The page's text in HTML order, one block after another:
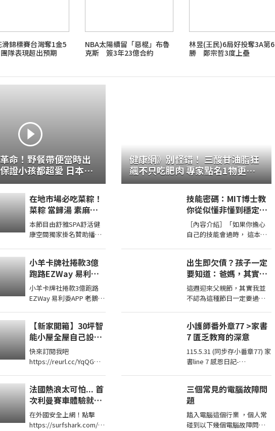
錦標賽台灣奪1金5
隊表現超出預期
NBA太陽續留「惡棍」布魯
克斯 簽3年23億合約
林昱(王民)6局好投奪3A第6
勝 鄭宗哲3度上壘
命！野餐帶便當時出
小孩都超愛 日本男
理 TASTY NOTE
在地市場必吃菜粽！
菜粽 當歸湯 素麻醬
乾麵台南美食 西港美
食 街頭小吃 美食 美
streetfood
本節目由舒雅SPA舒活健
康空間獨家掛名贊助播出
區育平五街79號
062985552 ...
小羊卡牌社捲款3億
跑路EZWay 易利委
APP 老鵝特搜1836
小羊卡牌社捲款3億跑路
EZWay 易利委APP 老鵝特
延長至8月14日 ...
【新家開箱】30坪智
能小屋全屋自己設
計！自己裝潢居然省
了100萬！
快來訂閱我吧
https://reurl.cc/YqQGW0
我的FB在這兒
https://reurl.cc/5d9p5q
我 ...
法國熱浪太可怕... 首
次利曼賽車體驗就碰
到撞車！
在外國安全上網！點擊
https://surfshark.com/a
健康網》別怪錯！ 三酸甘油脂狂
飆不只吃肥肉 專家點名1物更該
戒
技能密碼：MIT博士教
你從似懂非懂到穩定輸
出，把專業變事業的職
能升級攻略 /麥特．比
［內容介紹］「如果你擔心
自己的技能會過時， 這本書
Grant），《
出生即欠債？孩子一定
要知道：爸媽，其實我
不欠你們
這週迎來父親節，其實我並
不認為這種節日一定要過，
平時也沒什麼儀式感，生活
趨近冷
小護師番外章77 >家書
7 匱乏教育的深意
115.5.31 (同步存小番章77) 家
書line 7 感恩日記-
三個常見的電腦故障問
題
踏入電腦這個行業 ，個人常
碰到以下幾個電腦故障問題 ~